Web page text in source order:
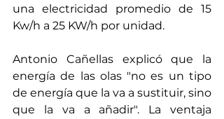
una electricidad promedio de 15
Kw/h a 25 KW/h por unidad.
Antonio Cañellas explicó que la
energía de las olas "no es un tipo
de energía que la va a sustituir, sino
que la va a añadir". La ventaja